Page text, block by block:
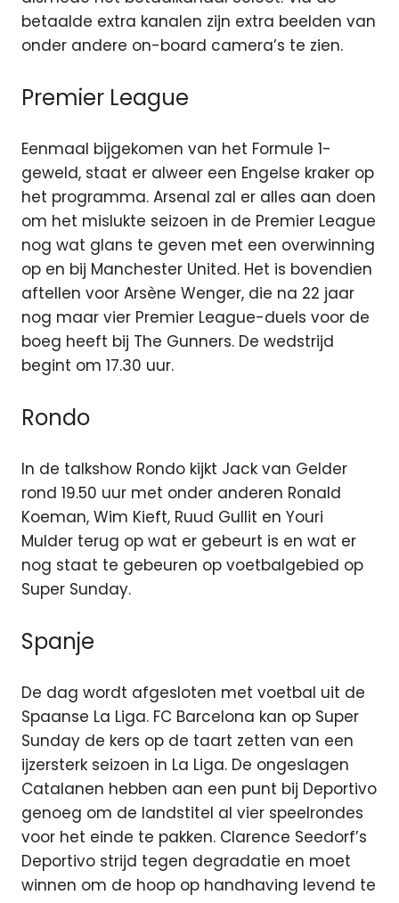
betaalde extra kanalen zijn extra beelden van
onder andere on-board camera’s te zien.
Premier League
Eenmaal bijgekomen van het Formule 1-
geweld, staat er alweer een Engelse kraker op
het programma. Arsenal zal er alles aan doen
om het mislukte seizoen in de Premier League
nog wat glans te geven met een overwinning
op en bij Manchester United. Het is bovendien
aftellen voor Arsène Wenger, die na 22 jaar
nog maar vier Premier League-duels voor de
boeg heeft bij The Gunners. De wedstrijd
begint om 17.30 uur.
Rondo
In de talkshow Rondo kijkt Jack van Gelder
rond 19.50 uur met onder anderen Ronald
Koeman, Wim Kieft, Ruud Gullit en Youri
Mulder terug op wat er gebeurt is en wat er
nog staat te gebeuren op voetbalgebied op
Super Sunday.
Spanje
De dag wordt afgesloten met voetbal uit de
Spaanse La Liga. FC Barcelona kan op Super
Sunday de kers op de taart zetten van een
ijzersterk seizoen in La Liga. De ongeslagen
Catalanen hebben aan een punt bij Deportivo
genoeg om de landstitel al vier speelrondes
voor het einde te pakken. Clarence Seedorf’s
Deportivo strijd tegen degradatie en moet
winnen om de hoop op handhaving levend te